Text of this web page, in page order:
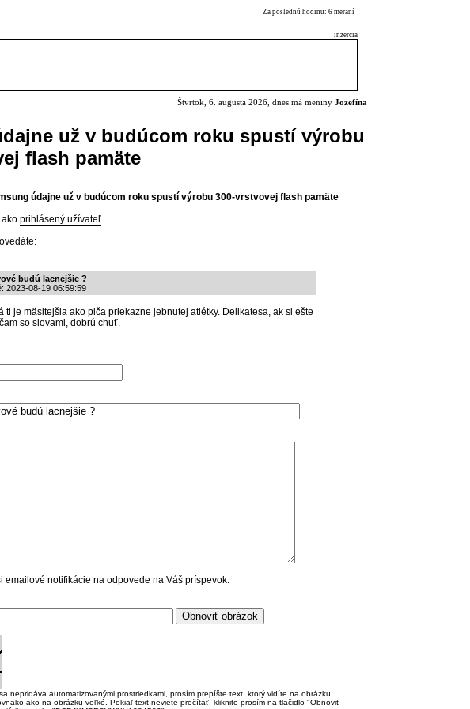
Za poslednú hodinu: 6 meraní
inzercia
Štvrtok, 6. augusta 2026, dnes má meniny Jozefína
už v budúcom roku spustí výrobu
flash pamäte
údajne už v budúcom roku spustí výrobu 300-vrstvovej flash pamäte
ako prihlásený užívateľ.
budú lacnejšie ?
2023-08-19 06:59:59
ti je mäsitejšia ako piča priekazne jebnutej atlétky. Delikatesa, ak si ešte
so slovami, dobrú chuť.
emailové notifikácie na odpovede na Váš príspevok.
nepridáva automatizovanými prostriedkami, prosím prepíšte text, ktorý vidíte na obrázku.
ako na obrázku veľké. Pokiaľ text neviete prečítať, kliknite prosím na tlačidlo "Obnoviť